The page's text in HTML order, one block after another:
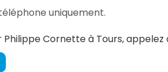
uniquement.
Cornette à Tours,